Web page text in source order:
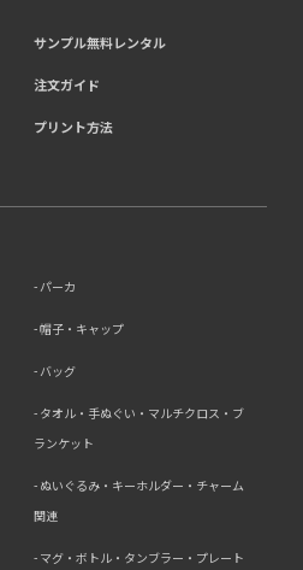
サンプル無料レンタル
注文ガイド
プリント方法
パーカ
帽子・キャップ
バッグ
タオル・手ぬぐい・マルチクロス・ブ
ランケット
ぬいぐるみ・キーホルダー・チャーム
関連
マグ・ボトル・タンブラー・プレート